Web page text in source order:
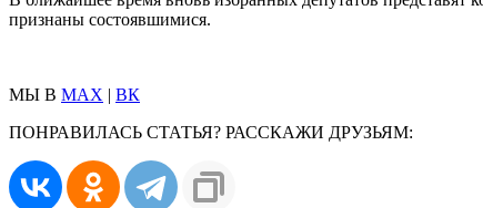
признаны состоявшимися.
МЫ В MAX | ВК
ПОНРАВИЛАСЬ СТАТЬЯ? РАССКАЖИ ДРУЗЬЯМ: